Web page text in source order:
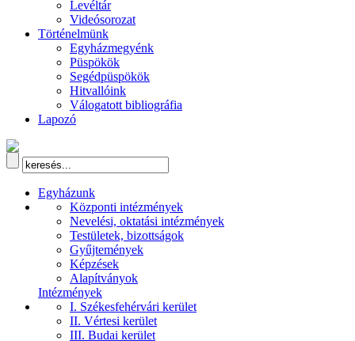
Levéltár
Videósorozat
Történelmünk
Egyházmegyénk
Püspökök
Segédpüspökök
Hitvallóink
Válogatott bibliográfia
Lapozó
Egyházunk
Központi intézmények
Nevelési, oktatási intézmények
Testületek, bizottságok
Gyűjtemények
Képzések
Alapítványok
Intézmények
I. Székesfehérvári kerület
II. Vértesi kerület
III. Budai kerület